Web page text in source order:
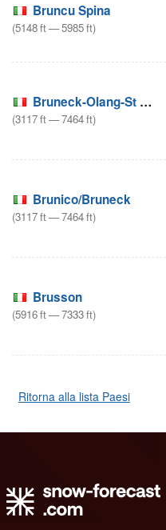
Bruncu Spina
(5148ft—5985ft)
Bruneck-Olang-St Vigil
(3117ft—7464ft)
Brunico/Bruneck
(3117ft—7464ft)
Brusson
(5916ft—7333ft)
Ritorna alla lista Paesi